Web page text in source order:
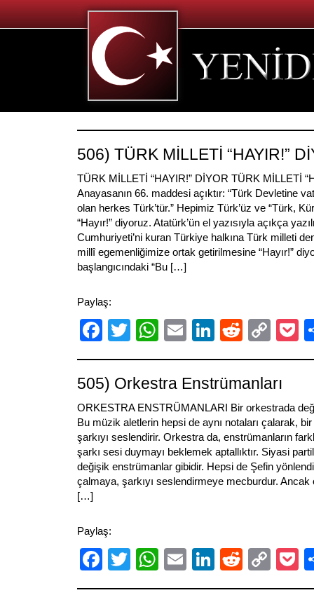
506) TÜRK MİLLETİ “HAYIR!”
TÜRK MİLLETİ “HAYIR!” DİYOR TÜRK MİLLETİ
Anayasanın 66. maddesi açıktır: “Türk Devletine
olan herkes Türk’tür.” Hepimiz Türk’üz ve “Türk,
“Hayır!” diyoruz. Atatürk’ün el yazısıyla açıkça
Cumhuriyeti’ni kuran Türkiye halkına Türk milleti
millî egemenliğimize ortak getirilmesine “Hayır!”
başlangıcındaki “Bu […]
Paylaş:
Facebook
TwitterWhatsApp
EmailLinkedIn
Reddit
Link
505) Orkestra Enstrümanları
ORKESTRA ENSTRÜMANLARI Bir orkestrada
Bu müzik aletlerin hepsi de aynı notaları çalarak,
şarkıyı seslendirir. Orkestra da, enstrümanların
şarkı sesi duymayı beklemek aptallıktır. Siyasi
değişik enstrümanlar gibidir. Hepsi de Şefin
çalmaya, şarkıyı seslendirmeye mecburdur. Ancak
[…]
Paylaş:
Facebook
TwitterWhatsApp
EmailLinkedIn
Reddit
Link